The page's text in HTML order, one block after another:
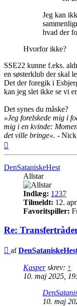
Jeg kan
hvad der
Hvorfor ikke?
SSE22 kunne f.eks.
en søsterklub der skal
Det der foregik i
kan jeg slet ikke se vi
Det synes du måske?
»Jeg forelskede mig i
mig i en kvinde:
det ville bringe«. -
DenSataniskeHest
Allstar
Indlæg: 1237
Tilmeldt: 12.
Favoritspiller:
Re:
Indlæg
af
Kasperskrev: ↑
10. maj 2025,
10. maj